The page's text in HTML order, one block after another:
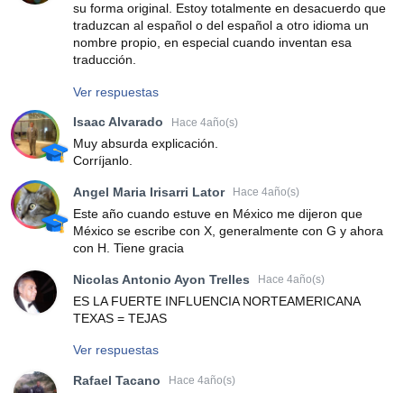
su forma original. Estoy totalmente en desacuerdo que
traduzcan al español o del español a otro idioma un
nombre propio, en especial cuando inventan esa
traducción.
Ver respuestas
Isaac Alvarado Hace 4año(s)
Muy absurda explicación.
Corríjanlo.
Angel Maria Irisarri Lator Hace 4año(s)
Este año cuando estuve en México me dijeron que
México se escribe con X, generalmente con G y ahora
con H. Tiene gracia
Nicolas Antonio Ayon Trelles Hace 4año(s)
ES LA FUERTE INFLUENCIA NORTEAMERICANA
TEXAS = TEJAS
Ver respuestas
Rafael Tacano Hace 4año(s)